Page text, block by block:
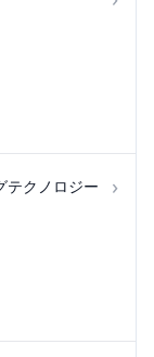
テクノロジー ›